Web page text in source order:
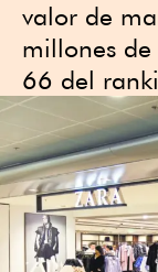
valor de
millones de
66 del